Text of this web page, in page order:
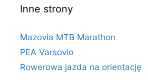
Inne strony
Mazovia MTB Marathon
PEA Varsovio
Rowerowa jazda na orientację